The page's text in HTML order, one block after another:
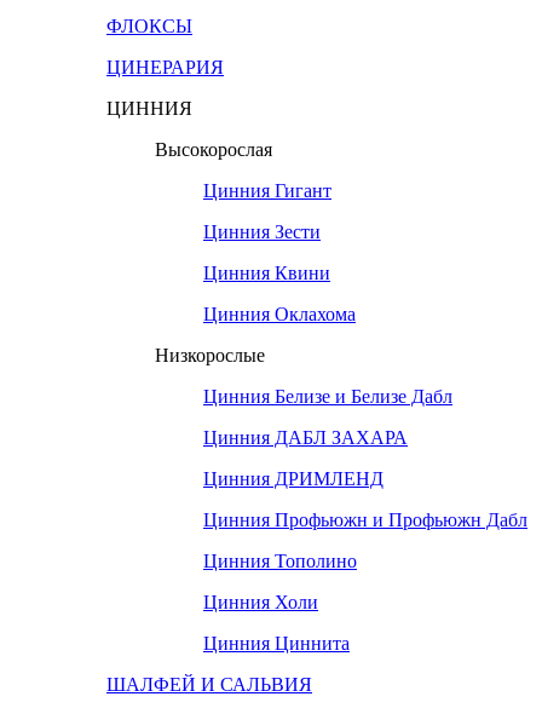
ФЛОКСЫ
ЦИНЕРАРИЯ
ЦИННИЯ
Высокорослая
Цинния Гигант
Цинния Зести
Цинния Квини
Цинния Оклахома
Низкорослые
Цинния Белизе и Белизе Дабл
Цинния ДАБЛ ЗАХАРА
Цинния ДРИМЛЕНД
Цинния Профьюжн и Профьюжн Дабл
Цинния Тополино
Цинния Холи
Цинния Циннита
ШАЛФЕЙ И САЛЬВИЯ